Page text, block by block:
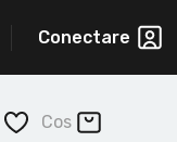
Conectare
Cos